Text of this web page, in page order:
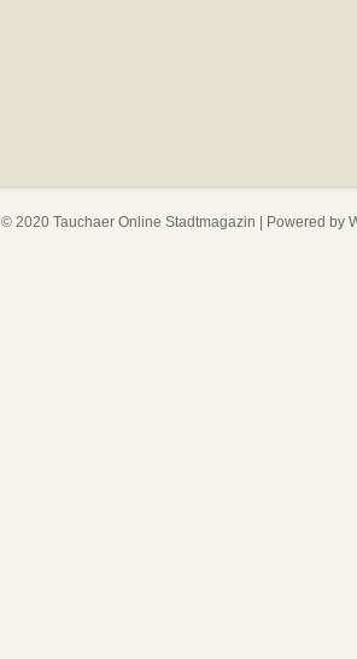
© 2020 Tauchaer Online Stadtmagazin | Powered by